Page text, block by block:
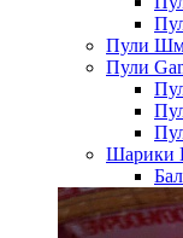
Пули
Пули
Шарики